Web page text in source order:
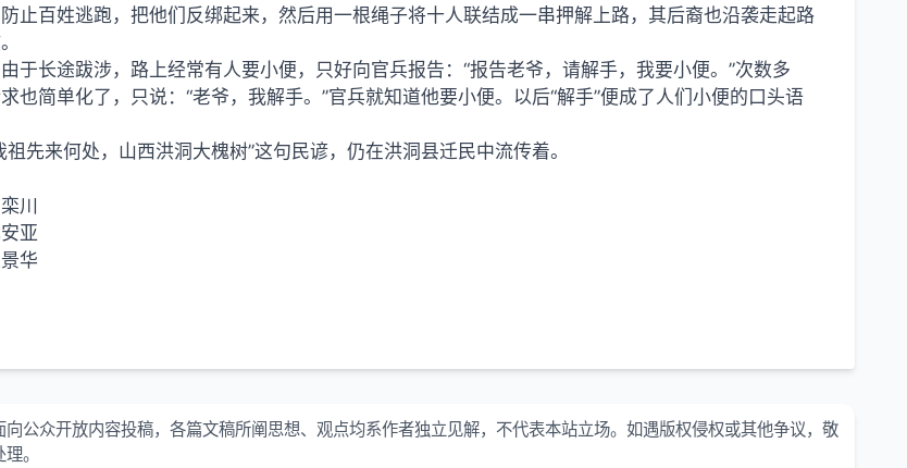
止百姓逃跑，把他们反绑起来，然后用一根绳子将十人联结成一串押解上路，其后裔也沿袭走起路
于长途跋涉，路上经常有人要小便，只好向官兵报告：“报告老爷，请解手，我要小便。”次数多
也简单化了，只说：“老爷，我解手。”官兵就知道他要小便。以后“解手”便成了人们小便的口头语
祖先来何处，山西洪洞大槐树”这句民谚，仍在洪洞县迁民中流传着。
川
亚
华
向公众开放内容投稿，各篇文稿所阐思想、观点均系作者独立见解，不代表本站立场。如遇版权侵权或其他争议，敬
。